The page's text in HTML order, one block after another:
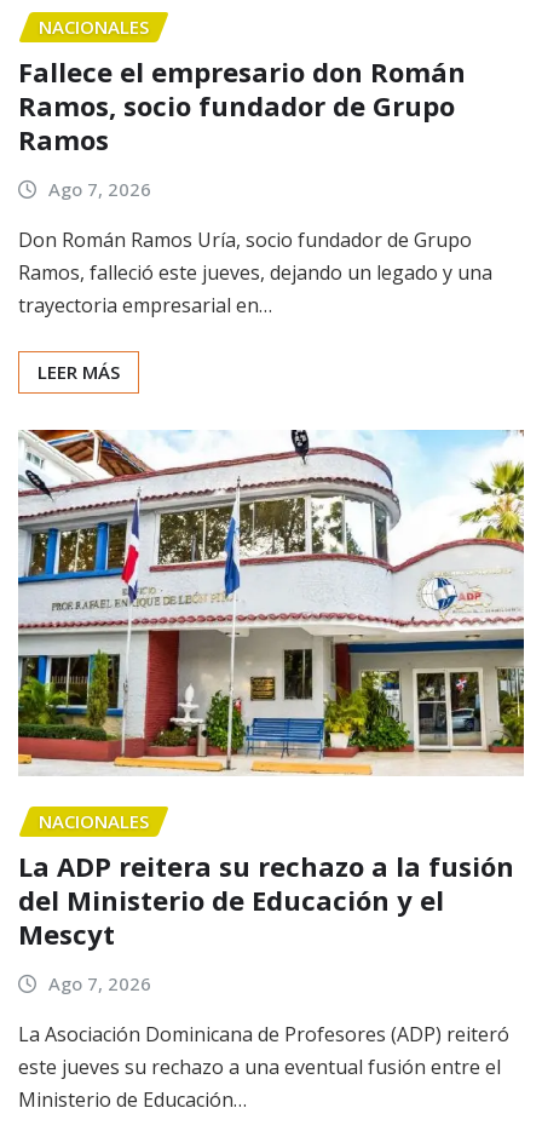
NACIONALES
Fallece el empresario don Román
Ramos, socio fundador de Grupo
Ramos
Ago 7, 2026
Don Román Ramos Uría, socio fundador de Grupo
Ramos, falleció este jueves, dejando un legado y una
trayectoria empresarial en…
LEER MÁS
NACIONALES
La ADP reitera su rechazo a la fusión
del Ministerio de Educación y el
Mescyt
Ago 7, 2026
La Asociación Dominicana de Profesores (ADP) reiteró
este jueves su rechazo a una eventual fusión entre el
Ministerio de Educación…